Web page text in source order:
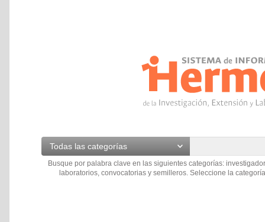
Todas las categorías
Busque por palabra clave en las siguientes categorías:
laboratorios, convocatorias y semilleros. Seleccione la